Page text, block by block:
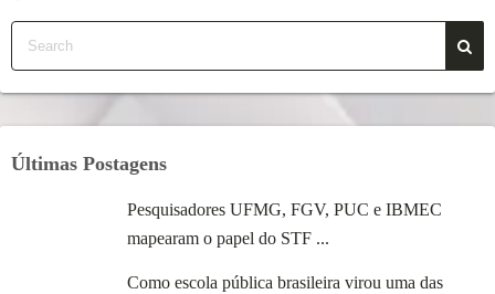
Últimas Postagens
Pesquisadores UFMG, FGV, PUC e IBMEC
mapearam o papel do STF ...
Como escola pública brasileira virou uma das